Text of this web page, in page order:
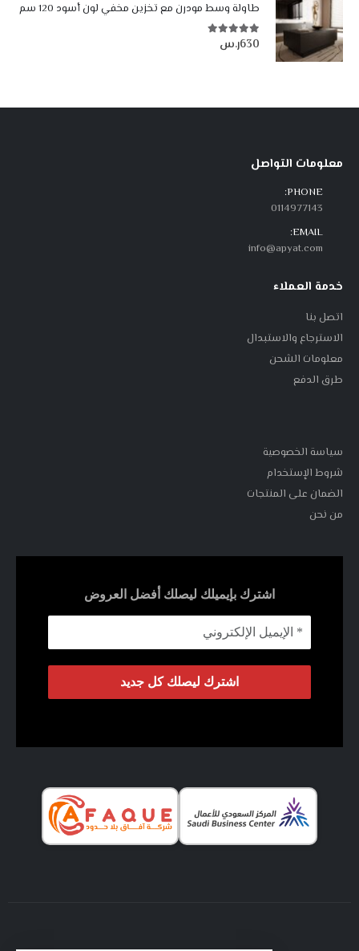
طاولة وسط مودرن مع تخزين مخفي لون أسود 120 سم
5.00 من أصل 5 630ر.س
معلومات التواصل
PHONE:
0114977143
EMAIL:
info@apyat.com
خدمة العملاء
اتصل بنا
الاسترجاع والاستبدال
معلومات الشحن
طرق الدفع
سياسة الخصوصية
شروط الإستخدام
الضمان على المنتجات
من نحن
اشترك بإيميلك ليصلك أفضل العروض